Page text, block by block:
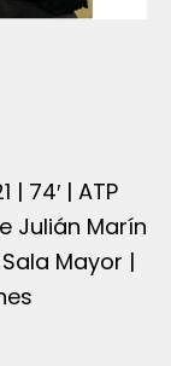
74′ | ATP
Julián Marín
Sala Mayor |